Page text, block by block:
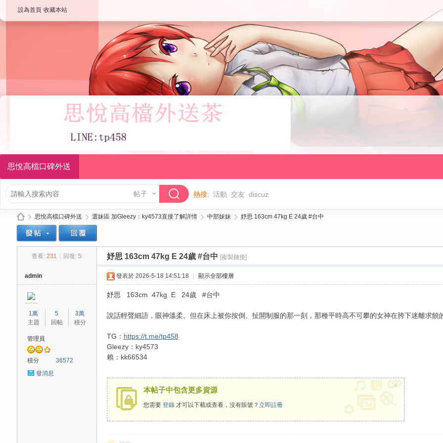
設為首頁 收藏本站
思悅高檔口碑外送
帖子 熱搜: 活動 交友 discuz
思悅高檔口碑外送 選妹區 加Gleezy：ky4573直接了解詳情
›
中部妹妹
›
妤思 163cm 47kg E 24歲 #台中
查看: 231 回復: 5 妤思 163cm 47kg E 24歲 #台中 [複製鏈接]
admin
1萬
主題
5
回帖
3萬
積分
管理員
積分
36572
發消息
發表於 2026-5-18 14:51:18 顯示全部樓層
妤思 163cm 47kg E 24歲 #台中
說話輕聲細語，眼神溫柔。但在床上被你按倒、扯開制服的那一刻，那種平時高不可攀的女神在胯下迷離求饒
TG： https://t.me/tp458
Gleezy：ky4573
賴：kk66534
本帖子中包含更多資源
您需要 登錄才可以下載或查看，沒有賬號？ 立即註冊
x